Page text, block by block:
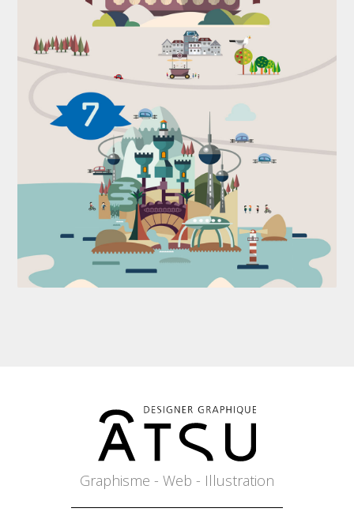
Graphisme - Web - Illustration